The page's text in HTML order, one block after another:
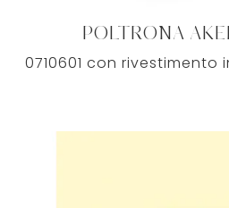
POLTRONA